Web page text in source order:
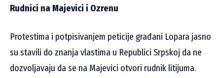
Rudnici na Majevici i Ozrenu
Protestima i potpisivanjem peticije građani Lopara jasno
su stavili do znanja vlastima u Republici Srpskoj da ne
dozvoljavaju da se na Majevici otvori rudnik litijuma.